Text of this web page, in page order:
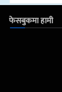
फेसबुकमा हामी